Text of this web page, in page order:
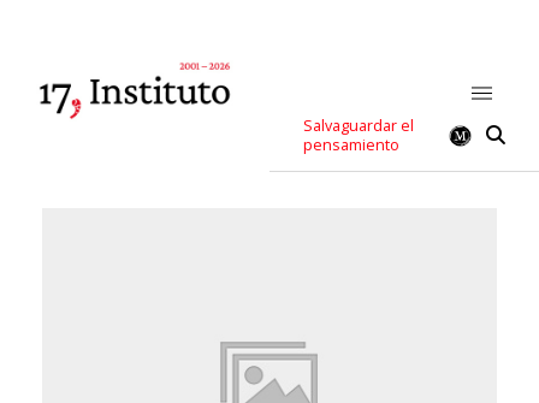
Salvaguardar el
pensamiento